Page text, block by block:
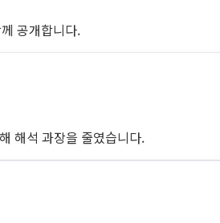
공개합니다.
해석 과장을 줄였습니다.